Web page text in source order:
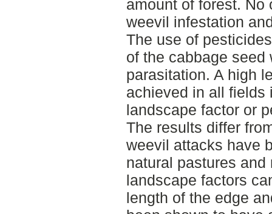
amount of forest. No
weevil infestation
The use of
of the cabbage seed
parasitation. A high
achieved in all fields
landscape factor or
The results differ
weevil attacks have
natural pastures
landscape factors
length of the edge